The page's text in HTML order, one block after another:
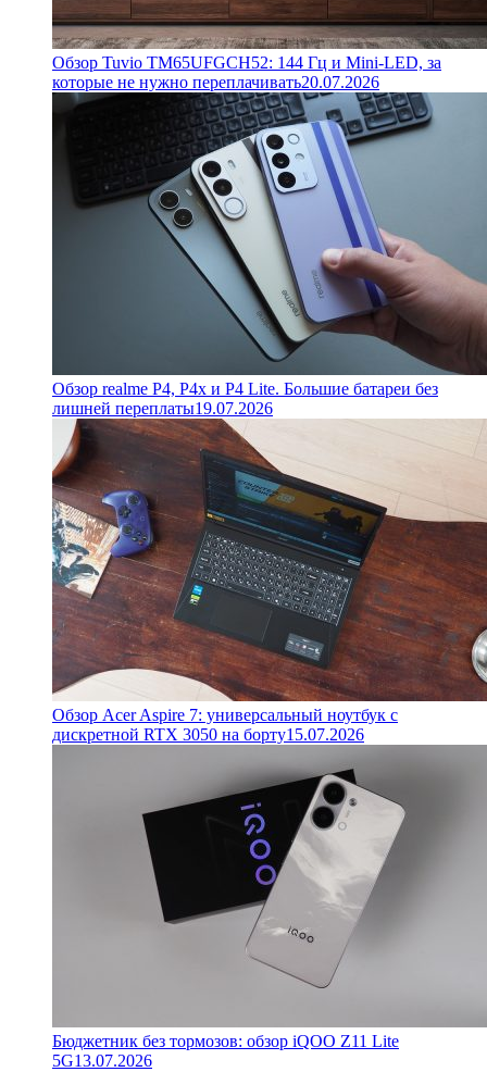
Обзор Tuvio TM65UFGCH52: 144 Гц и Mini-LED, за
которые не нужно переплачивать20.07.2026
Обзор realme P4, P4x и P4 Lite. Большие батареи без
лишней переплаты19.07.2026
Обзор Acer Aspire 7: универсальный ноутбук с
дискретной RTX 3050 на борту15.07.2026
Бюджетник без тормозов: обзор iQOO Z11 Lite
5G13.07.2026